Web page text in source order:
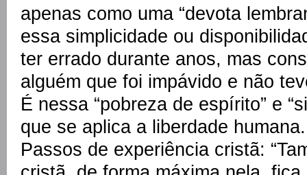
apenas como uma “devota
essa simplicidade ou
ter errado durante anos, mas
alguém que foi impávido e não
É nessa “pobreza de espírito” e
que se aplica a liberdade
Passos de experiência cristã: